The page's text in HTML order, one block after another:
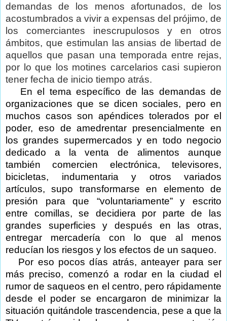
demandas de los menos afortunados, de los
acostumbrados a vivir a expensas del prójimo, de
los comerciantes inescrupulosos y en otros
ámbitos, que estimulan las ansias de libertad de
aquellos que pasan una temporada entre rejas,
por lo que los motines carcelarios casi supieron
tener fecha de inicio tiempo atrás.
En el tema específico de las demandas de
organizaciones que se dicen sociales, pero en
muchos casos son apéndices tolerados por el
poder, eso de amedrentar presencialmente en
los grandes supermercados y en todo negocio
dedicado a la venta de alimentos aunque
también comercien electrónica, televisores,
bicicletas, indumentaria y otros variados
artículos, supo transformarse en elemento de
presión para que “voluntariamente” y escrito
entre comillas, se decidiera por parte de las
grandes superficies y después en las otras,
entregar mercadería con lo que al menos
reducían los riesgos y los efectos de un saqueo.
Por eso pocos días atrás, anteayer para ser
más preciso, comenzó a rodar en la ciudad el
rumor de saqueos en el centro, pero rápidamente
desde el poder se encargaron de minimizar la
situación quitándole trascendencia, pese a que la